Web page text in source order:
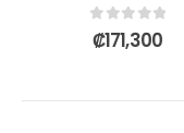
0out of 5
₡171,300